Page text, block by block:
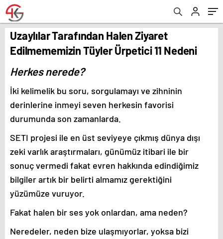
Uzaylılar Tarafından Halen Ziyaret
Edilmememizin Tüyler Ürpetici 11 Nedeni
Herkes nerede?
İki kelimelik bu soru, sorgulamayı ve zihninin
derinlerine inmeyi seven herkesin favorisi
durumunda son zamanlarda.
SETI projesi ile en üst seviyeye çıkmış dünya dışı
zeki varlık araştırmaları, günümüz itibari ile bir
sonuç vermedi fakat evren hakkında edindiğimiz
bilgiler artık bir belirti almamız gerektiğini
yüzümüze vuruyor.
Fakat halen bir ses yok onlardan, ama neden?
Neredeler, neden bize ulaşmıyorlar, yoksa bizi